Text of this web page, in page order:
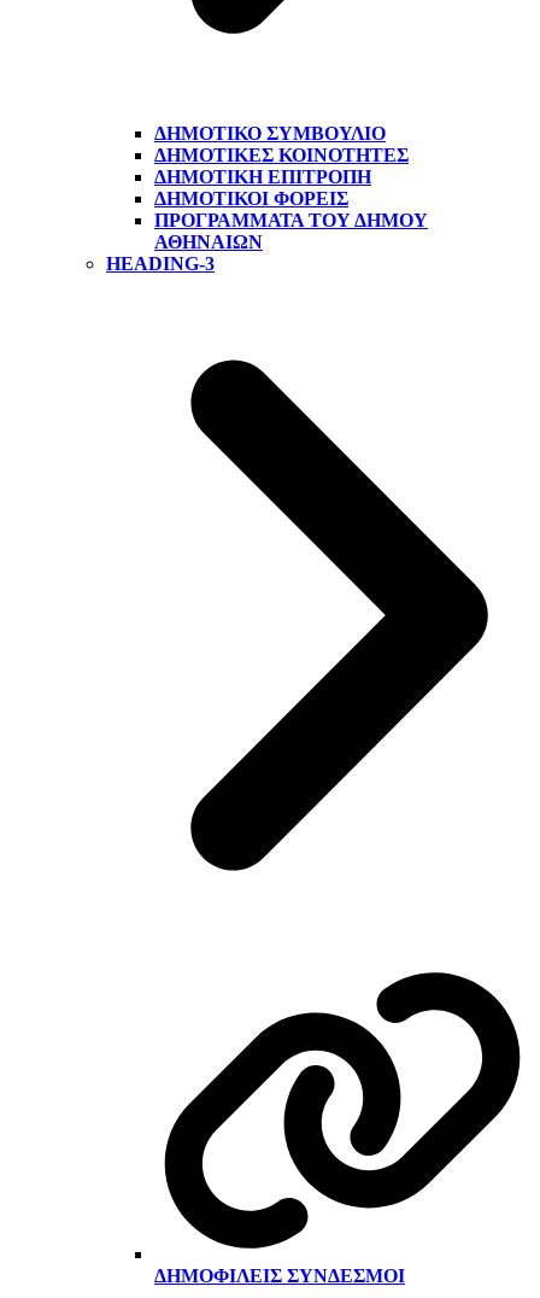
ΔΗΜΟΤΙΚΌ ΣΥΜΒΟΎΛΙΟ
ΔΗΜΟΤΙΚΈΣ ΚΟΙΝΌΤΗΤΕΣ
ΔΗΜΟΤΙΚΉ ΕΠΙΤΡΟΠΉ
ΔΗΜΟΤΙΚΟΊ ΦΟΡΕΊΣ
ΠΡΟΓΡΆΜΜΑΤΑ ΤΟΥ ΔΉΜΟΥ
ΑΘΗΝΑΊΩΝ
HEADING-3
ΔΗΜΟΦΙΛΕΊΣ ΣΎΝΔΕΣΜΟΙ